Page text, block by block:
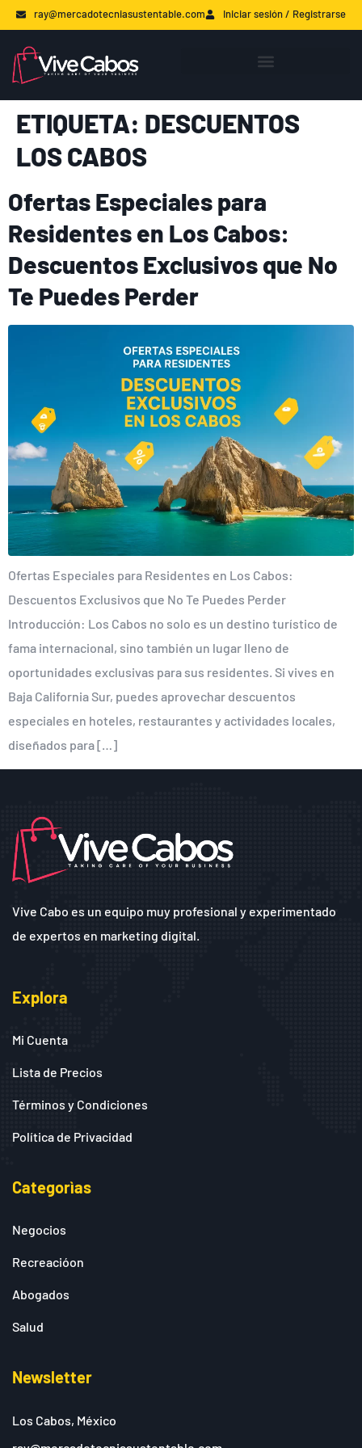
ray@mercadotecniasustentable.com Iniciar sesión / Registrarse
ETIQUETA: DESCUENTOS
LOS CABOS
Ofertas Especiales para
Residentes en Los Cabos:
Descuentos Exclusivos que No
Te Puedes Perder
Ofertas Especiales para Residentes en Los Cabos:
Descuentos Exclusivos que No Te Puedes Perder
Introducción: Los Cabos no solo es un destino turístico de
fama internacional, sino también un lugar lleno de
oportunidades exclusivas para sus residentes. Si vives en
Baja California Sur, puedes aprovechar descuentos
especiales en hoteles, restaurantes y actividades locales,
diseñados para […]
Vive Cabo es un equipo muy profesional y experimentado
de expertos en marketing digital.
Explora
Mi Cuenta
Lista de Precios
Términos y Condiciones
Política de Privacidad
Categorìas
Negocios
Recreacióon
Abogados
Salud
Newsletter
Los Cabos, México